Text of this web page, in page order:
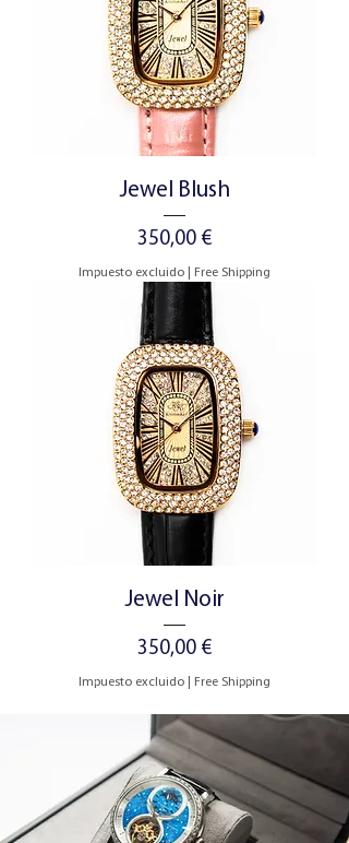
Jewel Blush
Precio
350,00 €
Impuesto excluido Free Shipping
Jewel Noir
Precio
350,00 €
Impuesto excluido Free Shipping